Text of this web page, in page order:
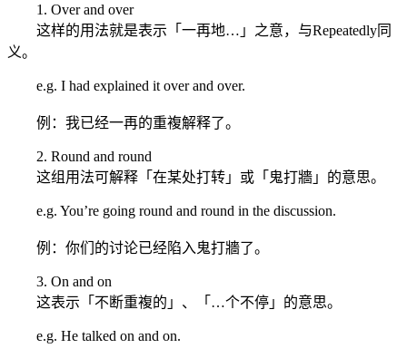
1. Over and over
这样的用法就是表示「一再地…」之意，与Repeatedly同
义。
e.g. I had explained it over and over.
例：我已经一再的重複解释了。
2. Round and round
这组用法可解释「在某处打转」或「鬼打牆」的意思。
e.g. You’re going round and round in the discussion.
例：你们的讨论已经陷入鬼打牆了。
3. On and on
这表示「不断重複的」、「…个不停」的意思。
e.g. He talked on and on.